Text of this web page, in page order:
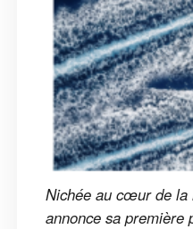
Nichée au cœur de la
annonce sa première